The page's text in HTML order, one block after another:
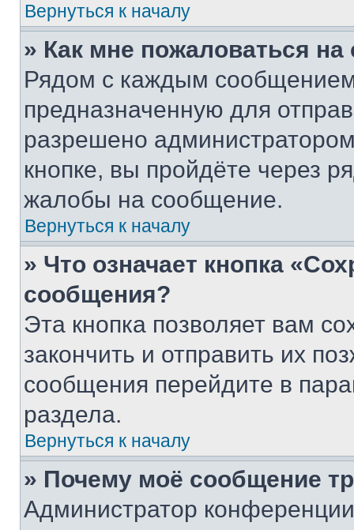
Вернуться к началу
» Как мне пожаловаться
Рядом с каждым сообщением
предназначенную для
разрешено
кнопке, вы пройдёте через
жалобы на сообщение.
Вернуться к началу
» Что означает кнопка
сообщения?
Эта кнопка позволяет вам
закончить и отправить их
сообщения перейдите в
раздела.
Вернуться к началу
» Почему моё сообщение
Администратор